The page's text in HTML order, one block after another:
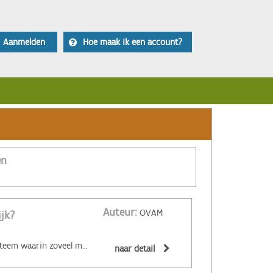
Aanmelden Hoe maak ik een account?
Auteur: OVAM
‌De circulaire economie is een economisch systeem waarin zoveel mogelijk producten en grondstoffen hergebruikt of hoogwaardig gerecycleerd worden. Materialen zijn (volledig) recycleerbaar of afbreekbaar, spullen worden hersteld, hebben een hoge tweedehandswaarde, zijn ‘upgradebaar’, kunnen makkelijk gedemonteerd worden en omgevormd tot nieuwe producten ... Zo wordt maximaal vermeden dat spullen hun waarde verliezen. De circulaire economie biedt een alternatief voor het huidige lineaire systeem. Daarin worden grondstoffen omgezet in producten die aan het einde van hun leven massaal afval worden. De Ellen MacArthur Foundation maakte er een inzichtelijk filmpje over: naar detail